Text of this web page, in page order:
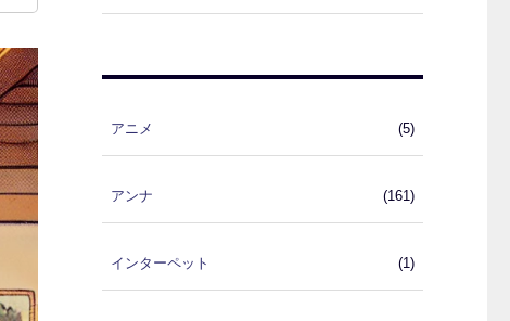
アニメ (5)
アンナ (161)
インターペット (1)